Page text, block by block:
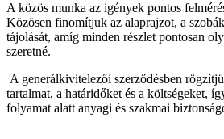
A közös munka az igények pontos
Közösen finomítjuk az alaprajzot, a
tájolását, amíg minden részlet pontosan
szeretné.
A generálkivitelezői szerződésben
tartalmat, a határidőket és a költségeket,
folyamat alatt anyagi és szakmai